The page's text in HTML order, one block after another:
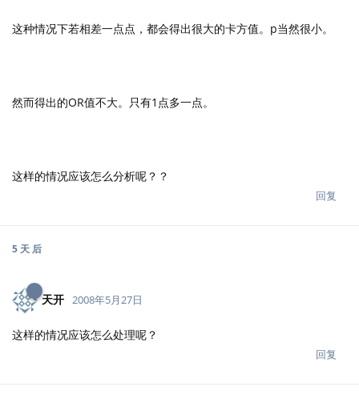
这种情况下若相差一点点，都会得出很大的卡方值。p当然很小。
然而得出的OR值不大。只有1点多一点。
这样的情况应该怎么分析呢？？
回复
5 天 后
天开 2008年5月27日
这样的情况应该怎么处理呢？
回复